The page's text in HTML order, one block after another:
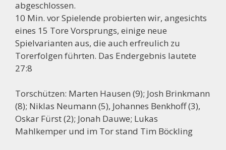
abgeschlossen.
10 Min. vor Spielende probierten wir, angesichts
eines 15 Tore Vorsprungs, einige neue
Spielvarianten aus, die auch erfreulich zu
Torerfolgen führten. Das Endergebnis lautete
27:8
Torschützen: Marten Hausen (9); Josh Brinkmann
(8); Niklas Neumann (5), Johannes Benkhoff (3),
Oskar Fürst (2); Jonah Dauwe; Lukas
Mahlkemper und im Tor stand Tim Böckling